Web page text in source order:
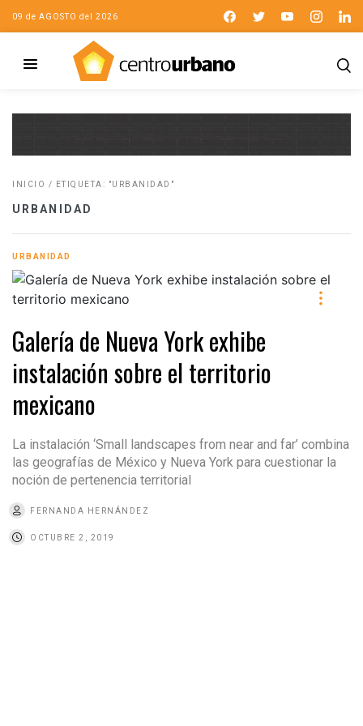
09 de AGOSTO del 2026
INICIO / ETIQUETA: "URBANIDAD"
URBANIDAD
URBANIDAD
Galería de Nueva York exhibe
instalación sobre el territorio
mexicano
La instalación ‘Small landscapes from near and far’ combina
las geografías de México y Nueva York para cuestionar la
noción de pertenencia territorial
FERNANDA HERNÁNDEZ
OCTUBRE 2, 2019